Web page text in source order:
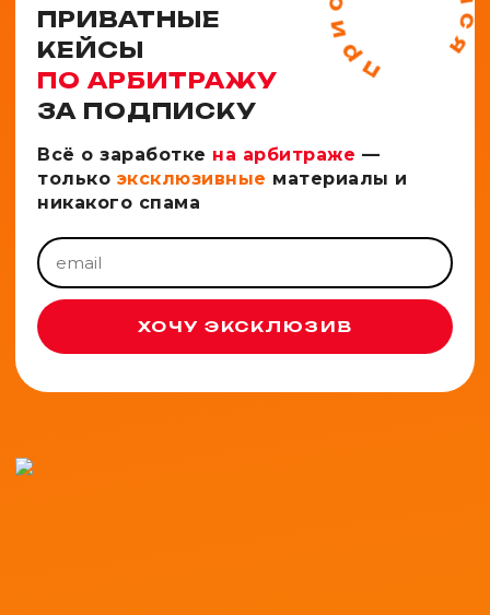
ПРИВАТНЫЕ
КЕЙСЫ
ПО АРБИТРАЖУ
ЗА ПОДПИСКУ
Всё о заработке на арбитраже —
только эксклюзивные материалы и
никакого спама